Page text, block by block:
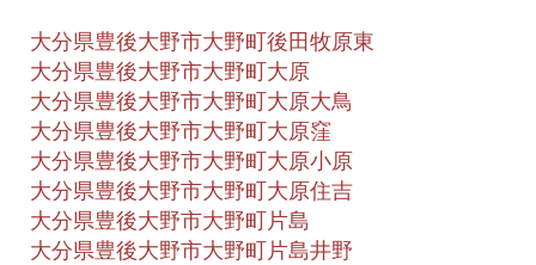
大分県豊後大野市大野町後田牧原東
大分県豊後大野市大野町大原
大分県豊後大野市大野町大原大鳥
大分県豊後大野市大野町大原窪
大分県豊後大野市大野町大原小原
大分県豊後大野市大野町大原住吉
大分県豊後大野市大野町片島
大分県豊後大野市大野町片島井野